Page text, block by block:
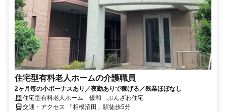
住宅型有料老人ホームの介護職員
2ヶ月毎の小ボーナスあり／夜勤ありで稼げる／残業ほぼなし
住宅型有料老人ホーム 優和 ぶんざわ住宅
交通・アクセス 「相模沼田」駅徒歩5分